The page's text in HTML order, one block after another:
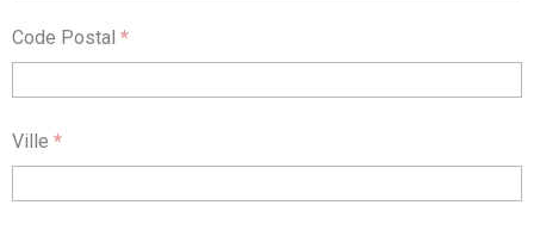
Code Postal *
Ville *